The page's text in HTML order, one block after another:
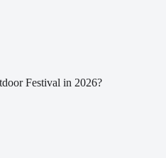
Festival in 2026?